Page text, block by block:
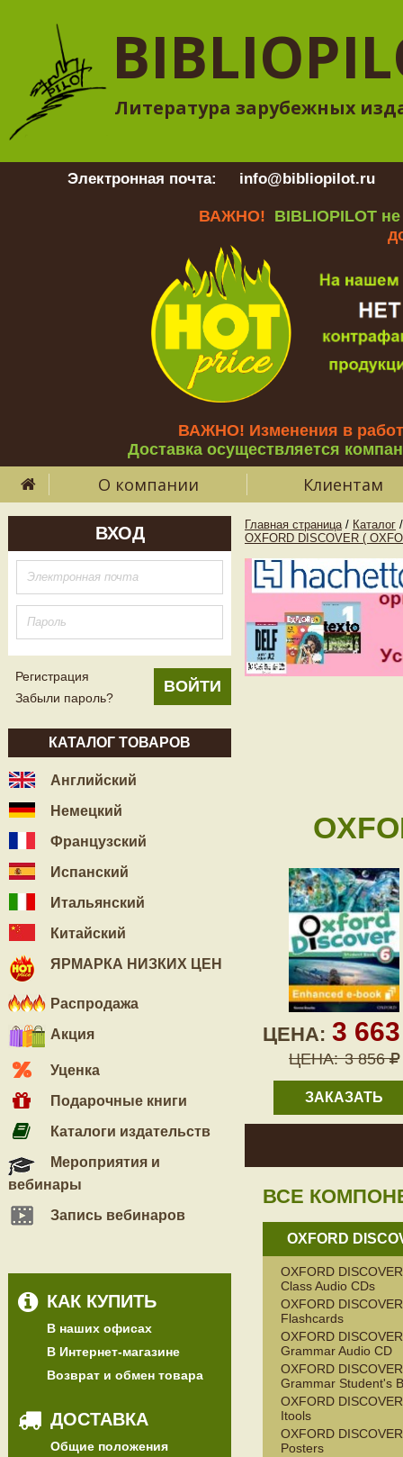
Литература зарубежных
Электронная почта: info@bibliopilot.ru
ВАЖНО! BIBLIOPILOT
ВАЖНО! Изменения в
Доставка осуществляется
О компании Клиентам
ВХОД
Регистрация
Забыли пароль?
КАТАЛОГ ТОВАРОВ
Английский
Немецкий
Французский
Испанский
Итальянский
Китайский
ЯРМАРКА НИЗКИХ ЦЕН
Распродажа
Акция
Уценка
Подарочные книги
Каталоги издательств
Мероприятия и
вебинары
Запись вебинаров
КАК КУПИТЬ
В наших офисах
В Интернет-магазине
Возврат и обмен товара
ДОСТАВКА
Общие положения
Главная страница / Каталог /
OXFORD DISCOVER (
ЦЕНА: 3
ЦЕНА: 3 856
ЗАКАЗАТЬ
ВСЕ
OXFORD
OXFORD
Class Audio CDs
OXFORD
Flashcards
OXFORD
Grammar Audio CD
OXFORD
Grammar Student's
OXFORD
Itools
OXFORD
Posters